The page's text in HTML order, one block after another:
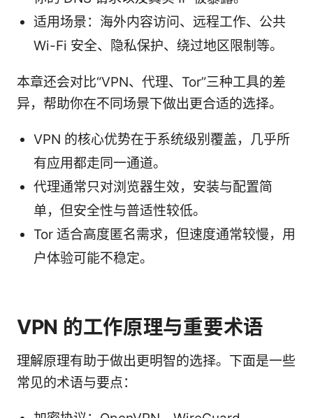
适用场景：海外内容访问、远程工作、公共
Wi-Fi 安全、隐私保护、绕过地区限制等。
本章还会对比“VPN、代理、Tor”三种工具的差
异，帮助你在不同场景下做出更合适的选择。
VPN 的核心优势在于系统级别覆盖，几乎所
有应用都走同一通道。
代理通常只对浏览器生效，安装与配置简
单，但安全性与普适性较低。
Tor 适合高度匿名需求，但速度通常较慢，用
户体验可能不稳定。
VPN 的工作原理与重要术语
理解原理有助于做出更明智的选择。下面是一些
常见的术语与要点：